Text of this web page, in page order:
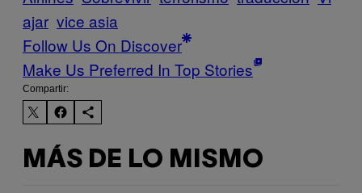
ajar vice asia
Follow Us On Discover
Make Us Preferred In Top Stories
Compartir:
MÁS DE LO MISMO